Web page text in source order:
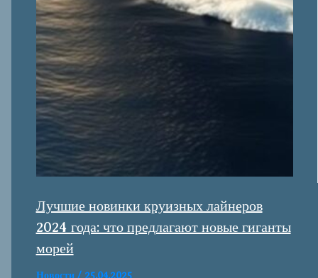
Лучшие новинки круизных лайнеров
2024 года: что предлагают новые гиганты
морей
Новости/ 25.04.2025